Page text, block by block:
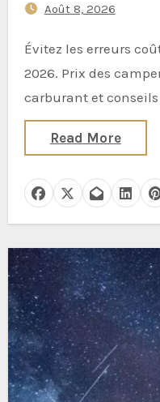
— Lacunes
Stress des
et Surprises
Campervans
Août 8, 2026
Évitez les erreurs coûteuses sur la Ring Road en
2026. Prix des
carburant et
Read More